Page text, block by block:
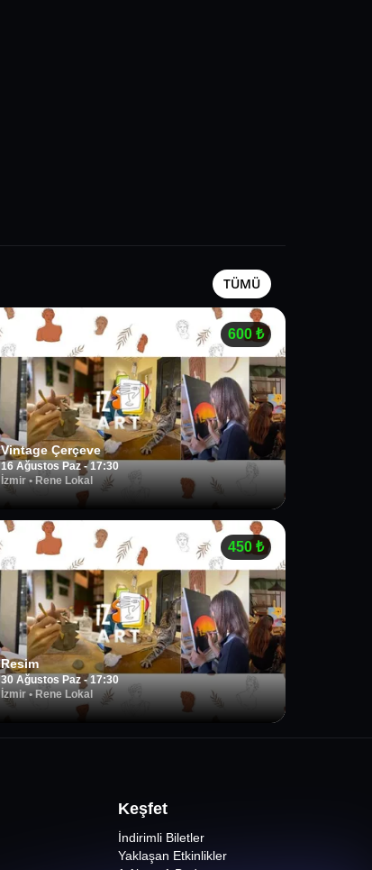
TÜMÜ
600₺
Vintage Çerçeve
16 Ağustos Paz - 17:30
İzmir• Rene Lokal
450₺
Resim
30 Ağustos Paz - 17:30
İzmir• Rene Lokal
Keşfet
İndirimli Biletler
Yaklaşan Etkinlikler